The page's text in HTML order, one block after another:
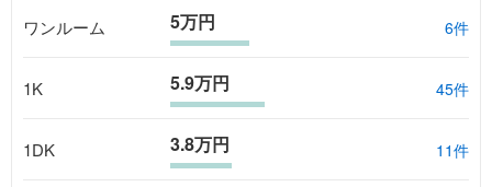
ワンルーム 5万円 6件
1K 5.9万円 45件
1DK 3.8万円 11件